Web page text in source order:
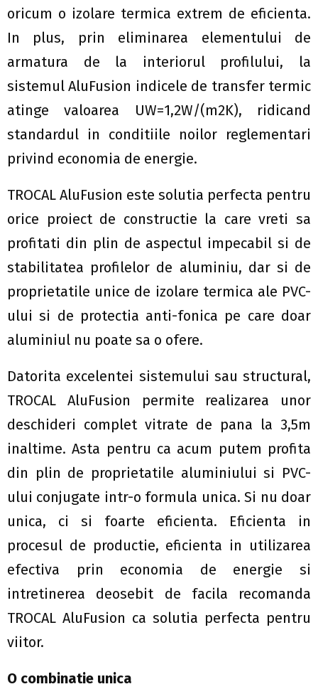
oricum o izolare termica extrem de eficienta.
In plus, prin eliminarea elementului de
armatura de la interiorul profilului, la
sistemul AluFusion indicele de transfer termic
atinge valoarea UW=1,2W/(m2K), ridicand
standardul in conditiile noilor reglementari
privind economia de energie.
TROCAL AluFusion este solutia perfecta pentru
orice proiect de constructie la care vreti sa
profitati din plin de aspectul impecabil si de
stabilitatea profilelor de aluminiu, dar si de
proprietatile unice de izolare termica ale PVC-
ului si de protectia anti-fonica pe care doar
aluminiul nu poate sa o ofere.
Datorita excelentei sistemului sau structural,
TROCAL AluFusion permite realizarea unor
deschideri complet vitrate de pana la 3,5m
inaltime. Asta pentru ca acum putem profita
din plin de proprietatile aluminiului si PVC-
ului conjugate intr-o formula unica. Si nu doar
unica, ci si foarte eficienta. Eficienta in
procesul de productie, eficienta in utilizarea
efectiva prin economia de energie si
intretinerea deosebit de facila recomanda
TROCAL AluFusion ca solutia perfecta pentru
viitor.
O combinatie unica